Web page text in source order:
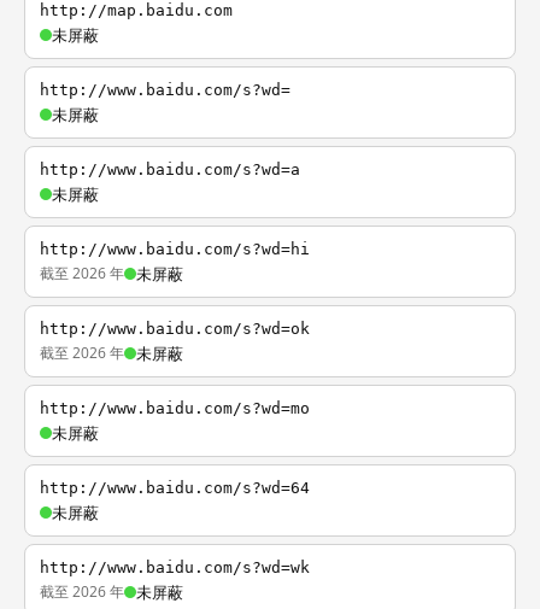
http://map.baidu.com
未屏蔽
http://www.baidu.com/s?wd=
未屏蔽
http://www.baidu.com/s?wd=a
未屏蔽
http://www.baidu.com/s?wd=hi
截至 2026 年 未屏蔽
http://www.baidu.com/s?wd=ok
截至 2026 年 未屏蔽
http://www.baidu.com/s?wd=mo
未屏蔽
http://www.baidu.com/s?wd=64
未屏蔽
http://www.baidu.com/s?wd=wk
截至 2026 年 未屏蔽